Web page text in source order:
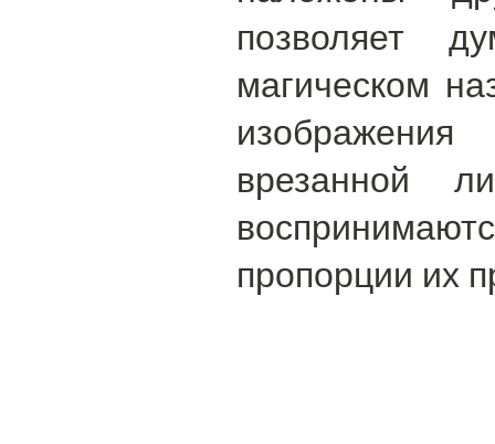
позволяет
магическом
врезанной
пропорции их